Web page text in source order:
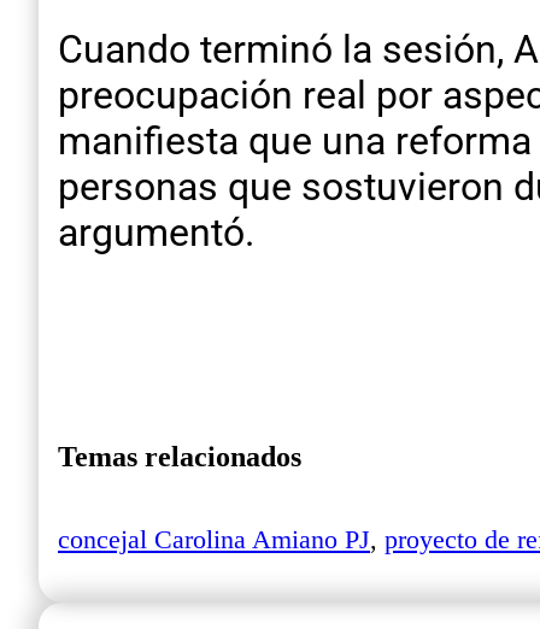
Cuando terminó la sesión,
preocupación real por
manifiesta que una
personas que sostuvieron
argumentó.
Temas relacionados
concejal Carolina Amiano PJ, proyecto de